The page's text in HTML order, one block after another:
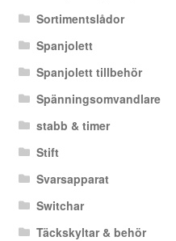
Sortimentslådor
Spanjolett
Spanjolett tillbehör
Spänningsomvandlare
stabb & timer
Stift
Svarsapparat
Switchar
Täckskyltar & behör